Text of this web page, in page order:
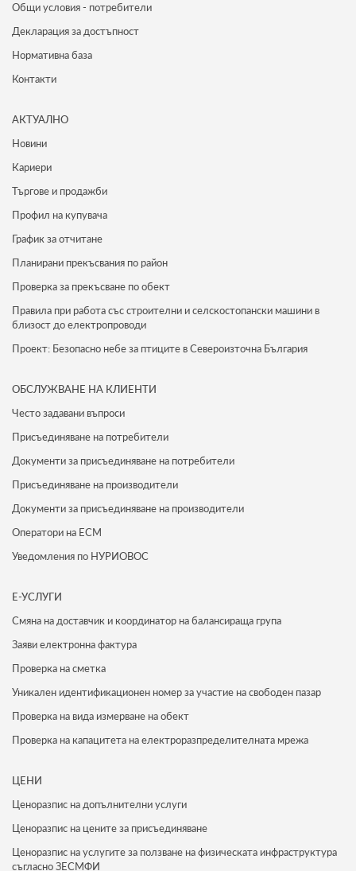
Общи условия - потребители
Декларация за достъпност
Нормативна база
Контакти
АКТУАЛНО
Новини
Кариери
Търгове и продажби
Профил на купувача
График за отчитане
Планирани прекъсвания по район
Проверка за прекъсване по обект
Правила при работа със строителни и селскостопански машини в
близост до електропроводи
Проект: Безопасно небе за птиците в Североизточна България
ОБСЛУЖВАНЕ НА КЛИЕНТИ
Често задавани въпроси
Присъединяване на потребители
Документи за присъединяване на потребители
Присъединяване на производители
Документи за присъединяване на производители
Оператори на ЕСМ
Уведомления по НУРИОВОС
Е-УСЛУГИ
Смяна на доставчик и координатор на балансираща група
Заяви електронна фактура
Проверка на сметка
Уникален идентификационен номер за участие на свободен пазар
Проверка на вида измерване на обект
Проверка на капацитета на електроразпределителната мрежа
ЦЕНИ
Ценоразпис на допълнителни услуги
Ценоразпис на цените за присъединяване
Ценоразпис на услугите за ползване на физическата инфраструктура
съгласно ЗЕСМФИ